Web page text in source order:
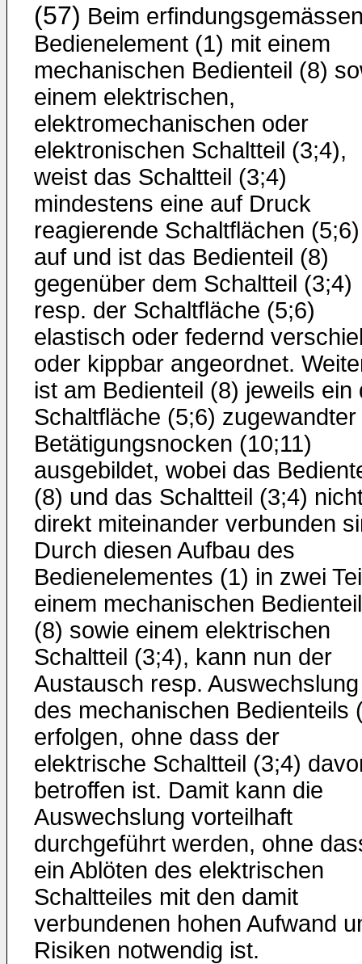
(57) Beim
Bedienelement (1) mit einem
mechanischen Bedienteil (8)
einem elektrischen,
elektromechanischen oder
elektronischen Schaltteil (3;4),
weist das Schaltteil (3;4)
mindestens eine auf Druck
reagierende Schaltflächen (5;6)
auf und ist das Bedienteil (8)
gegenüber dem Schaltteil (3;4)
resp. der Schaltfläche (5;6)
elastisch oder federnd
oder kippbar angeordnet.
ist am Bedienteil (8) jeweils ein
Schaltfläche (5;6) zugewandter
Betätigungsnocken (10;11)
ausgebildet, wobei das
(8) und das Schaltteil (3;4)
direkt miteinander verbunden
Durch diesen Aufbau des
Bedienelementes (1) in zwei
einem mechanischen Bedienteil
(8) sowie einem elektrischen
Schaltteil (3;4), kann nun der
Austausch resp. Auswechslung
des mechanischen Bedienteils
erfolgen, ohne dass der
elektrische Schaltteil (3;4)
betroffen ist. Damit kann die
Auswechslung vorteilhaft
durchgeführt werden, ohne
ein Ablöten des elektrischen
Schaltteiles mit den damit
verbundenen hohen Aufwand
Risiken notwendig ist.